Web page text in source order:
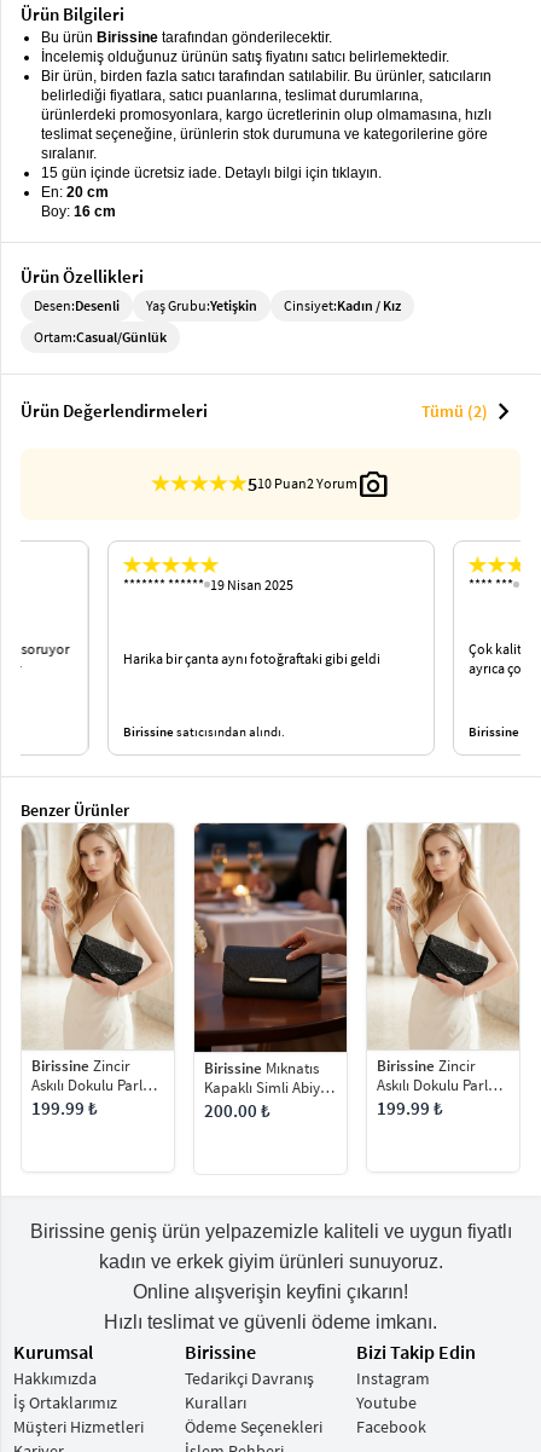
Dış
Giyim keyboard_arrow_down
Tesettür
Giyim
keyboard_arrow_down
Büyük
Bedenkeyboard_arrow_down
Giyimkeyboard_arrow_down
Ürün Bilgileri
Bu ürün Birissine tarafından gönderilecektir.
İncelemiş olduğunuz ürünün satış fiyatını satıcı belirlemektedir.
Bir ürün, birden fazla satıcı tarafından satılabilir. Bu ürünler, satıcıların
belirlediği fiyatlara, satıcı puanlarına, teslimat durumlarına,
ürünlerdeki promosyonlara, kargo ücretlerinin olup olmamasına, hızlı
teslimat seçeneğine, ürünlerin stok durumuna ve kategorilerine göre
sıralanır.
15 gün içinde ücretsiz iade. Detaylı bilgi için tıklayın.
En: 20 cm
Boy: 16 cm
Ürün Özellikleri
Desen:Desenli Yaş Grubu:Yetişkin Cinsiyet:Kadın / Kız
Ortam:Casual/Günlük
Ürün Değerlendirmeleri Tümü (2) chevron_right
510 Puan2 Yorum photo_camera
soruyor
******* ****** 19 Nisan 2025
Harika bir çanta aynı fotoğraftaki gibi geldi
Birissinesatıcısından alındı.
**** *** 18
Çok kaliteli
ayrıca çok
Birissine
Benzer Ürünler
Birissine Zincir
Askılı Dokulu Parlak
Kadın Abiye Çanta
199.99 ₺
Birissine Mıknatıs
Kapaklı Simli Abiye
Çanta
200.00 ₺
Birissine Zincir
Askılı Dokulu Parlak
Kadın Abiye Çanta
199.99 ₺
Birissine geniş ürün yelpazemizle kaliteli ve uygun fiyatlı
kadın ve erkek giyim ürünleri sunuyoruz.
Online alışverişin keyfini çıkarın!
Hızlı teslimat ve güvenli ödeme imkanı.
Kurumsal
Hakkımızda
İş Ortaklarımız
Müşteri Hizmetleri
Birissine
Tedarikçi Davranış
Kuralları
Ödeme Seçenekleri
Bizi Takip Edin
Instagram
Youtube
Facebook